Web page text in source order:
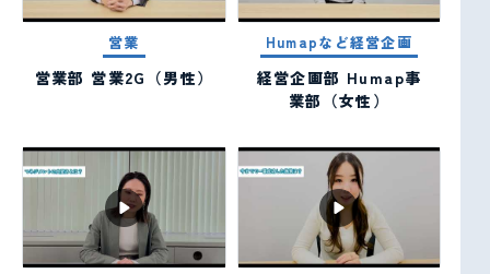
CULTURE
制度を知る
NEWS
営業
営業部 営業2G（男性）
Humapなど経営企画
経営企画部 Humap事
業部（女性）